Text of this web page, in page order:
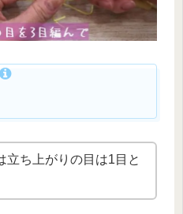
立ち上がりの目は1目と